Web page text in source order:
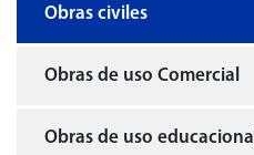
Obras civiles
Obras de uso Comercial
Obras de uso educacional